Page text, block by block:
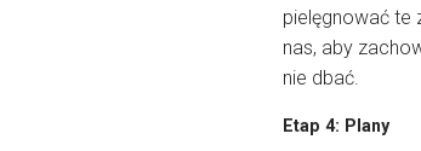
pielęgnować te
nas, aby
nie dbać.
Etap 4: Plany